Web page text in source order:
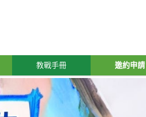
教戰手冊 邀約申請